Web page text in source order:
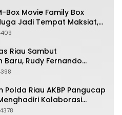
Box Movie Family Box
Jadi Tempat Maksiat,
Pemerintah Lakukan
Riau Sambut
Baru, Rudy Fernando
Kakanwil
Riau AKBP Pangucap
Kolaborasi
Cegah Karhutla
4378